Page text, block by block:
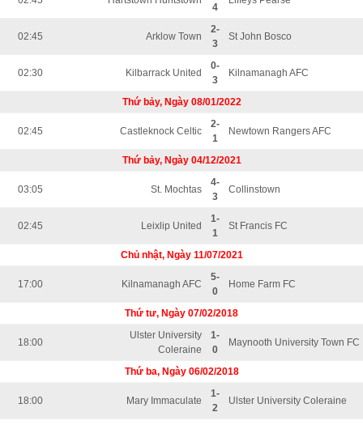
4
02:45 Arklow Town
2-
3
St John Bosco
02:30 Kilbarrack United
0-
3
Kilnamanagh AFC
Thứ bảy, Ngày 08/01/2022
02:45 Castleknock Celtic
2-
1
Newtown Rangers AFC
Thứ bảy, Ngày 04/12/2021
03:05 St. Mochtas
4-
3
Collinstown
02:45 Leixlip United
1-
1
St Francis FC
Chủ nhật, Ngày 11/07/2021
17:00 Kilnamanagh AFC
5-
0
Home Farm FC
Thứ tư, Ngày 07/02/2018
18:00
Ulster University
Coleraine
1-
0
Maynooth University Town FC
Thứ ba, Ngày 06/02/2018
18:00 Mary Immaculate
1-
2
Ulster University Coleraine